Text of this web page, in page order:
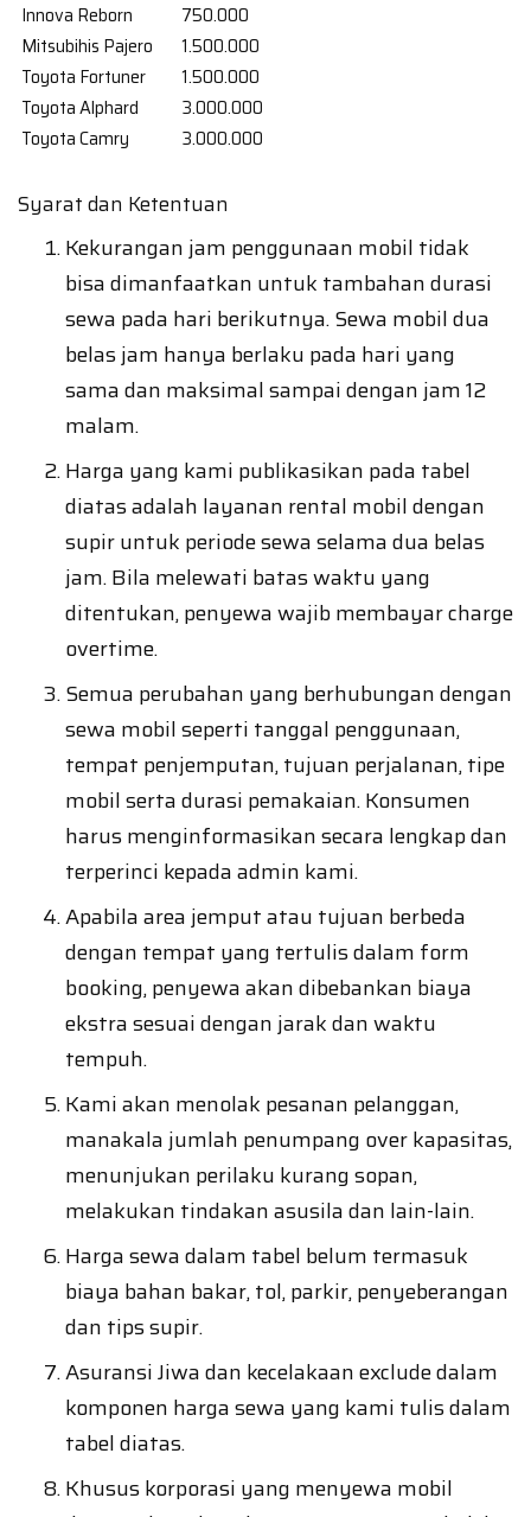
Innova Reborn
750.000
Mitsubihis Pajero
1.500.000
Toyota Fortuner
1.500.000
Toyota Alphard
3.000.000
Toyota Camry
3.000.000
Syarat dan Ketentuan
Kekurangan jam penggunaan mobil tidak
bisa dimanfaatkan untuk tambahan durasi
sewa pada hari berikutnya. Sewa mobil dua
belas jam hanya berlaku pada hari yang
sama dan maksimal sampai dengan jam 12
malam.
Harga yang kami publikasikan pada tabel
diatas adalah layanan rental mobil dengan
supir untuk periode sewa selama dua belas
jam. Bila melewati batas waktu yang
ditentukan, penyewa wajib membayar charge
overtime.
Semua perubahan yang berhubungan dengan
sewa mobil seperti tanggal penggunaan,
tempat penjemputan, tujuan perjalanan, tipe
mobil serta durasi pemakaian. Konsumen
harus menginformasikan secara lengkap dan
terperinci kepada admin kami.
Apabila area jemput atau tujuan berbeda
dengan tempat yang tertulis dalam form
booking, penyewa akan dibebankan biaya
ekstra sesuai dengan jarak dan waktu
tempuh.
Kami akan menolak pesanan pelanggan,
manakala jumlah penumpang over kapasitas,
menunjukan perilaku kurang sopan,
melakukan tindakan asusila dan lain-lain.
Harga sewa dalam tabel belum termasuk
biaya bahan bakar, tol, parkir, penyeberangan
dan tips supir.
Asuransi Jiwa dan kecelakaan exclude dalam
komponen harga sewa yang kami tulis dalam
tabel diatas.
Khusus korporasi yang menyewa mobil